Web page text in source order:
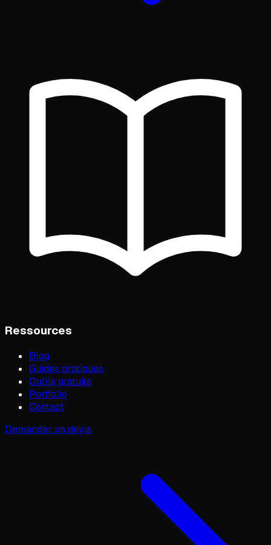
Ressources
Blog
Guides pratiques
Outils gratuits
Portfolio
Contact
Demander un devis